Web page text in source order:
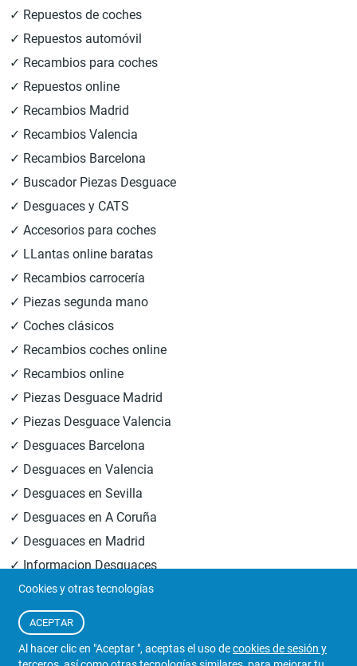
✓ Repuestos de coches
✓ Repuestos automóvil
✓ Recambios para coches
✓ Repuestos online
✓ Recambios Madrid
✓ Recambios Valencia
✓ Recambios Barcelona
✓ Buscador Piezas Desguace
✓ Desguaces y CATS
✓ Accesorios para coches
✓ LLantas online baratas
✓ Recambios carrocería
✓ Piezas segunda mano
✓ Coches clásicos
✓ Recambios coches online
✓ Recambios online
✓ Piezas Desguace Madrid
✓ Piezas Desguace Valencia
✓ Desguaces Barcelona
✓ Desguaces en Valencia
✓ Desguaces en Sevilla
✓ Desguaces en A Coruña
✓ Desguaces en Madrid
✓ Informacion Desguaces
© 2026Central Desguaces Europiezas
reservados.
Cookies y otras tecnologías
ACEPTAR
Al hacer clic en "Aceptar ", aceptas el uso decookies de sesión y